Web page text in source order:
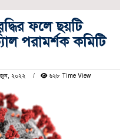
ফলে ছয়টি
পরামর্শক কমিটি
জুন, ২০২২
৬২৮ Time View